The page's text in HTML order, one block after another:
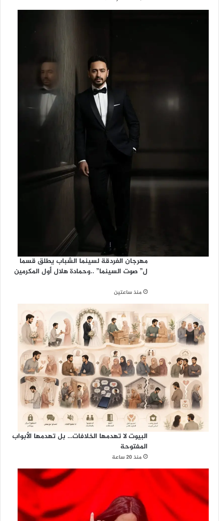
مهرجان الغردقة لسينما الشباب يطلق قسما
ل” صوت السينما” ..وحمادة هلال أول المكرمين
منذ ساعتين
البيوت لا تهدمها الخلافات… بل تهدمها الأبواب
المفتوحة
منذ 20 ساعة